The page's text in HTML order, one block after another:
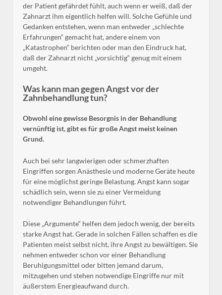
der Patient gefährdet fühlt, auch wenn er weiß, daß der
Zahnarzt ihm eigentlich helfen will. Solche Gefühle und
Gedanken entstehen, wenn man entweder „schlechte
Erfahrungen“ gemacht hat, andere einem von
„Katastrophen“ berichten oder man den Eindruck hat,
daß der Zahnarzt nicht „vorsichtig“ genug mit einem
umgeht.
Was kann man gegen Angst vor der
Zahnbehandlung tun?
Obwohl eine gewisse Besorgnis in der Behandlung
vernünftig ist, gibt es für große Angst meist keinen
Grund.
Auch bei sehr langwierigen oder schmerzhaften
Eingriffen sorgen Anästhesie und moderne Geräte heute
für eine möglichst geringe Belastung. Angst kann sogar
schädlich sein, wenn sie zu einer Vermeidung
notwendiger Behandlungen führt.
Diese „Argumente“ helfen dem jedoch wenig, der bereits
starke Angst hat. Gerade in solchen Fällen schaffen es die
Patienten meist selbst nicht, ihre Angst zu bewältigen. Sie
nehmen entweder schon vor einer Behandlung
Beruhigungsmittel oder bitten jemand darum,
mitzugehen und stehen notwendige Eingriffe nur mit
äußerstem Energieaufwand durch.